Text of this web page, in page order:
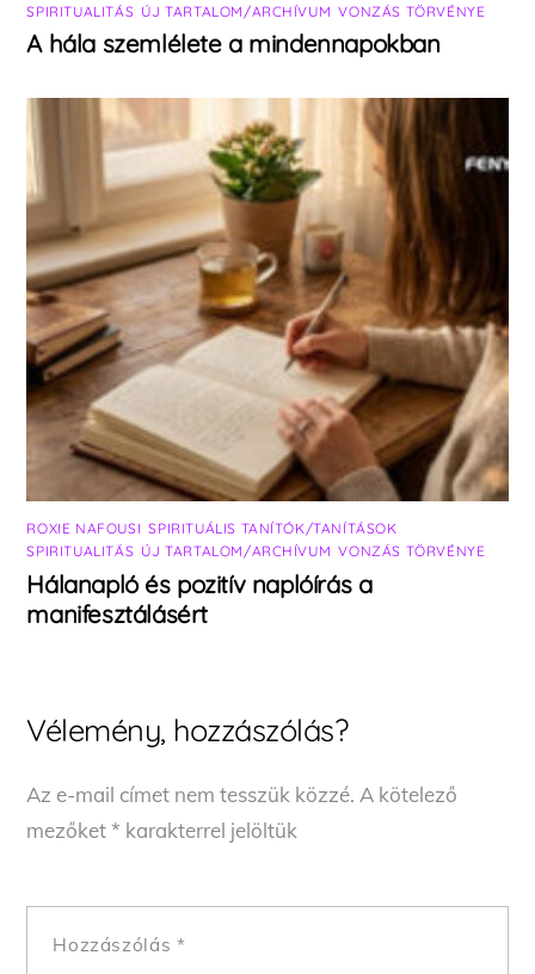
SPIRITUALITÁS ÚJ TARTALOM/ARCHÍVUM ,VONZÁS TÖRVÉNYE
A hála szemlélete a mindennapokban
ROXIE NAFOUSI ,SPIRITUÁLIS TANÍTÓK/TANÍTÁSOK
SPIRITUALITÁS ÚJ TARTALOM/ARCHÍVUM ,VONZÁS TÖRVÉNYE
Hálanapló és pozitív naplóírás a
manifesztálásért
Vélemény, hozzászólás?
Az e-mail címet nem tesszük közzé. A kötelező
mezőket* karakterrel jelöltük
Hozzászólás *